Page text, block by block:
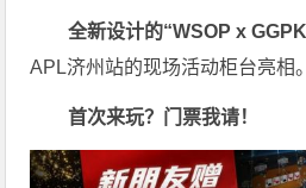
全新设计的“WSOP x
APL济州站的现场活动柜台亮相。
首次来玩？门票我请！